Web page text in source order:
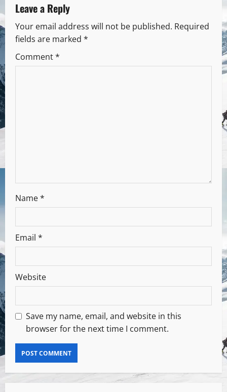
Leave a Reply
Your email address will not be published. Required
fields are marked *
Comment*
Name*
Email *
Website
Save my name, email, and website in this
browser for the next time I comment.